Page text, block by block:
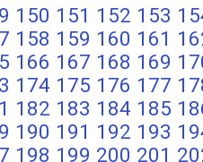
150 151 152 153
158 159 160 161
166 167 168 169
174 175 176 177
182 183 184 185
190 191 192 193
198 199 200 201